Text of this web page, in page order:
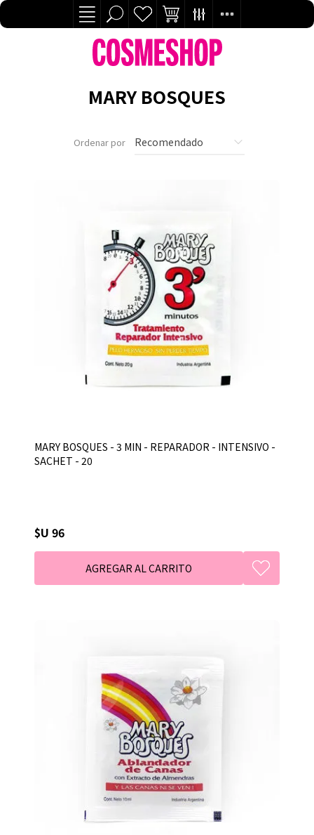
MARY BOSQUES
Ordenar por
MARY BOSQUES - 3 MIN - REPARADOR - INTENSIVO -
SACHET - 20
$U 96